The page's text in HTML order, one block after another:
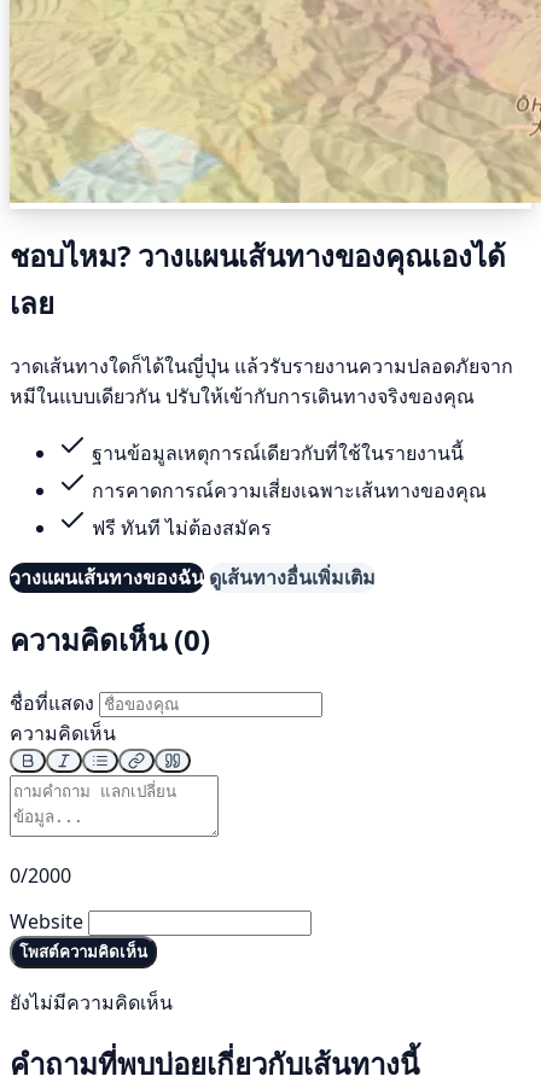
ชอบไหม? วางแผนเส้นทางของคุณเองได้
เลย
วาดเส้นทางใดก็ได้ในญี่ปุ่น แล้วรับรายงานความปลอดภัยจาก
หมีในแบบเดียวกัน ปรับให้เข้ากับการเดินทางจริงของคุณ
ฐานข้อมูลเหตุการณ์เดียวกับที่ใช้ในรายงานนี้
การคาดการณ์ความเสี่ยงเฉพาะเส้นทางของคุณ
ฟรี ทันที ไม่ต้องสมัคร
วางแผนเส้นทางของฉัน ดูเส้นทางอื่นเพิ่มเติม
ความคิดเห็น (0)
ชื่อที่แสดง
ความคิดเห็น
0/2000
Website
โพสต์ความคิดเห็น
ยังไม่มีความคิดเห็น
คำถามที่พบบ่อยเกี่ยวกับเส้นทางนี้